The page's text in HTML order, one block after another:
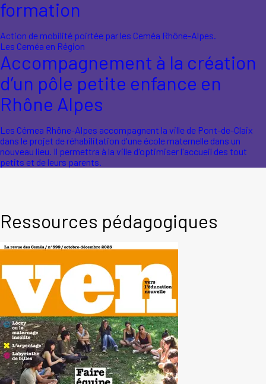
formation
Action de mobilité poirtée par les Ceméa Rhône-Alpes.
Les Ceméa en Région
Accompagnement à la création
d’un pôle petite enfance en
Rhône Alpes
Les Cémea Rhône-Alpes accompagnent la ville de Pont-de-Claix
dans le projet de réhabilitation d'une école maternelle dans un
nouveau lieu. Il permettra à la ville d'optimiser l'accueil des tout
petits et de leurs parents.
Ressources pédagogiques